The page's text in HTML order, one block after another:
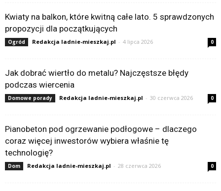
Kwiaty na balkon, które kwitną całe lato. 5 sprawdzonych
propozycji dla początkujących
Ogród Redakcja ladnie-mieszkaj.pl - 4 lipca 2026 0
Jak dobrać wiertło do metalu? Najczęstsze błędy
podczas wiercenia
Domowe porady Redakcja ladnie-mieszkaj.pl - 30 czerwca 2026 0
Pianobeton pod ogrzewanie podłogowe – dlaczego
coraz więcej inwestorów wybiera właśnie tę
technologię?
Dom Redakcja ladnie-mieszkaj.pl - 28 czerwca 2026 0